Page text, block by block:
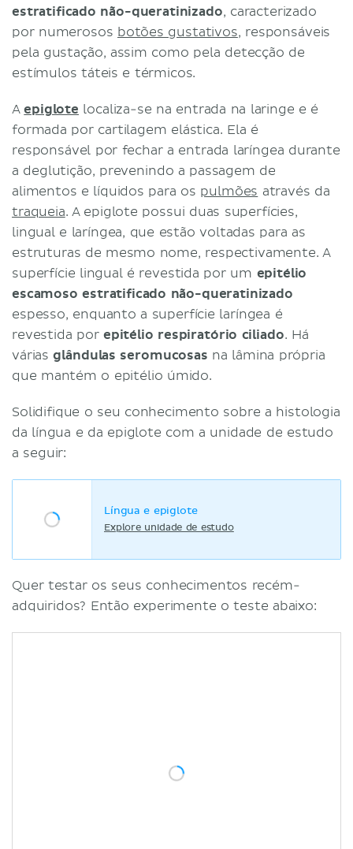
estratificado não-queratinizado, caracterizado
por numerosos botões gustativos, responsáveis
pela gustação, assim como pela detecção de
estímulos táteis e térmicos.
Aepiglote localiza-se na entrada na laringe e é
formada por cartilagem elástica. Ela é
responsável por fechar a entrada laríngea durante
a deglutição, prevenindo a passagem de
alimentos e líquidos para os pulmões através da
traqueia. A epiglote possui duas superfícies,
lingual e laríngea, que estão voltadas para as
estruturas de mesmo nome, respectivamente. A
superfície lingual é revestida por um epitélio
escamoso estratificado não-queratinizado
espesso, enquanto a superfície laríngea é
revestida por epitélio respiratório ciliado. Há
váriasglândulas seromucosas na lâmina própria
que mantém o epitélio úmido.
Solidifique o seu conhecimento sobre a histologia
da língua e da epiglote com a unidade de estudo
a seguir:
Língua e epiglote
Explore unidade de estudo
Quer testar os seus conhecimentos recém-
adquiridos? Então experimente o teste abaixo: